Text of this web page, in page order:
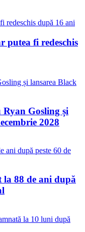
putea fi redeschis
Gosling și
2028
88 de ani după